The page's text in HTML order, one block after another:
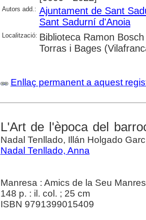
Autors add.: Ajuntament de Sant
Sant Sadurní d'Anoia
Localització: Biblioteca Ramon
Torras i Bages
Enllaç permanent a aquest
L'Art de l'època del
Nadal Tenllado, Illán Holgado
Nadal Tenllado, Anna
Manresa : Amics de la Seu
148 p. : il. col. ; 25 cm
ISBN 9791399015409